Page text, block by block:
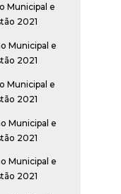
Municipal e
2021
Municipal e
2021
Municipal e
2021
Municipal e
2021
Municipal e
2021